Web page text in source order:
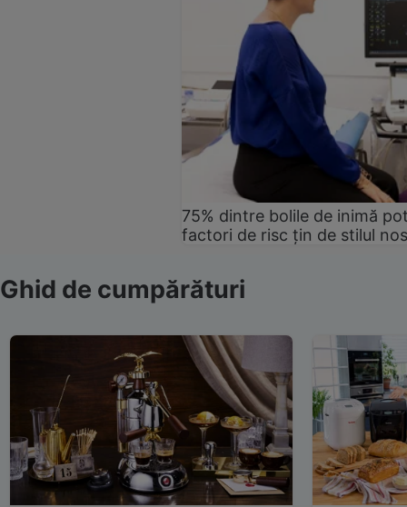
75% dintre bolile de inimă
factori de risc țin de stilul
Ghid de cumpărături